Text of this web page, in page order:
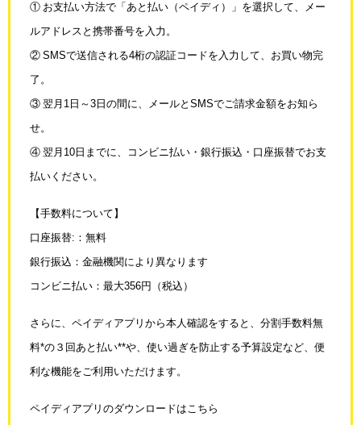
① お支払い方法で「あと払い（ペイディ）」を選択して、メー
ルアドレスと携帯番号を入力。
② SMSで送信される4桁の認証コードを入力して、お買い物完
了。
③ 翌月1日～3日の間に、メールとSMSでご請求金額をお知ら
せ。
④ 翌月10日までに、コンビニ払い・銀行振込・口座振替でお支
払いください。
【手数料について】
口座振替:：無料
銀行振込：金融機関により異なります
コンビニ払い：最大356円（税込）
さらに、ペイディアプリから本人確認をすると、分割手数料無
料*の３回あと払い**や、 使い過ぎを防止する予算設定など、便
利な機能をご利用いただけます。
ペイディアプリのダウンロードはこちら